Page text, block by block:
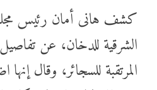
كشف هانى أمان رئيس
الشرقية للدخان، عن
المرتقبة للسجائر، وقال